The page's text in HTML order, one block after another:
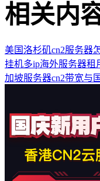
相关内
美国洛杉矶cn2服务器
挂机多ip海外服务器租
加坡服务器cn2带宽与